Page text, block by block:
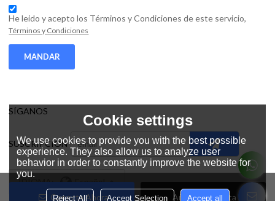
Conecta Ahora Añadir A La Lista De
He leido y acepto los Términos y Condiciones de este servicio,
Términos y Condiciones
MANDAR
SÍGANOS
SUSCRIPCIÓN
IDIOMA: Español
Cookie settings
We use cookies to provide you with the best possible
experience. They also allow us to analyze user
behavior in order to constantly improve the website for
you.
Reject All Accept Selection Accept all